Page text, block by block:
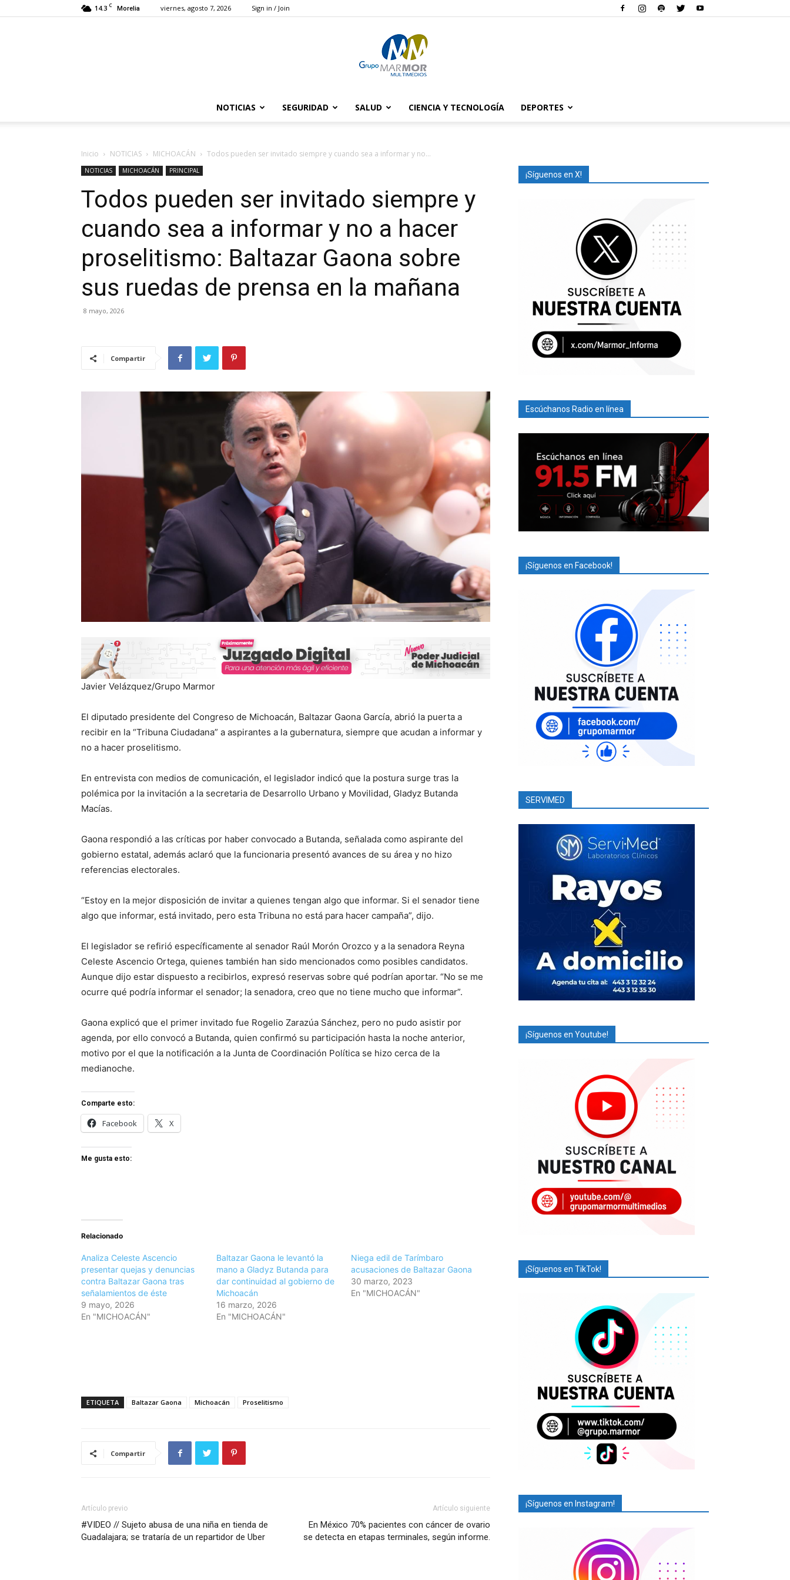
14.3 C Morelia viernes, agosto 7, 2026 Sign in / Join
Marmor
NOTICIAS SEGURIDAD SALUD CIENCIA Y TECNOLOGÍA DEPORTES
Inicio NOTICIAS MICHOACÁN Todos pueden ser invitado siempre y cuando sea a informar y no...
NOTICIAS MICHOACÁN PRINCIPAL
Todos pueden ser invitado siempre y
cuando sea a informar y no a hacer
proselitismo: Baltazar Gaona sobre
sus ruedas de prensa en la mañana
8 mayo, 2026
Compartir
Javier Velázquez/Grupo Marmor
El diputado presidente del Congreso de Michoacán, Baltazar Gaona García, abrió la puerta a
recibir en la “Tribuna Ciudadana” a aspirantes a la gubernatura, siempre que acudan a informar y
no a hacer proselitismo.
En entrevista con medios de comunicación, el legislador indicó que la postura surge tras la
polémica por la invitación a la secretaria de Desarrollo Urbano y Movilidad, Gladyz Butanda
Macías.
Gaona respondió a las críticas por haber convocado a Butanda, señalada como aspirante del
gobierno estatal, además aclaró que la funcionaria presentó avances de su área y no hizo
referencias electorales.
“Estoy en la mejor disposición de invitar a quienes tengan algo que informar. Si el senador tiene
algo que informar, está invitado, pero esta Tribuna no está para hacer campaña”, dijo.
El legislador se refirió específicamente al senador Raúl Morón Orozco y a la senadora Reyna
Celeste Ascencio Ortega, quienes también han sido mencionados como posibles candidatos.
Aunque dijo estar dispuesto a recibirlos, expresó reservas sobre qué podrían aportar. “No se me
ocurre qué podría informar el senador; la senadora, creo que no tiene mucho que informar”.
Gaona explicó que el primer invitado fue Rogelio Zarazúa Sánchez, pero no pudo asistir por
agenda, por ello convocó a Butanda, quien confirmó su participación hasta la noche anterior,
motivo por el que la notificación a la Junta de Coordinación Política se hizo cerca de la
medianoche.
Comparte esto:
Facebook X
Me gusta esto:
Relacionado
Analiza Celeste Ascencio
presentar quejas y denuncias
contra Baltazar Gaona tras
señalamientos de éste
9 mayo, 2026
En "MICHOACÁN"
Baltazar Gaona le levantó la
mano a Gladyz Butanda para
dar continuidad al gobierno de
Michoacán
16 marzo, 2026
En "MICHOACÁN"
Niega edil de Tarímbaro
acusaciones de Baltazar Gaona
30 marzo, 2023
En "MICHOACÁN"
ETIQUETA Baltazar Gaona Michoacán Proselitismo
Compartir
Artículo previo
#VIDEO // Sujeto abusa de una niña en tienda de
Guadalajara; se trataría de un repartidor de Uber
Artículo siguiente
En México 70% pacientes con cáncer de ovario
se detecta en etapas terminales, según informe.
¡Síguenos en X!
Escúchanos Radio en línea
¡Síguenos en Facebook!
SERVIMED
¡Síguenos en Youtube!
¡Síguenos en TikTok!
¡Síguenos en Instagram!